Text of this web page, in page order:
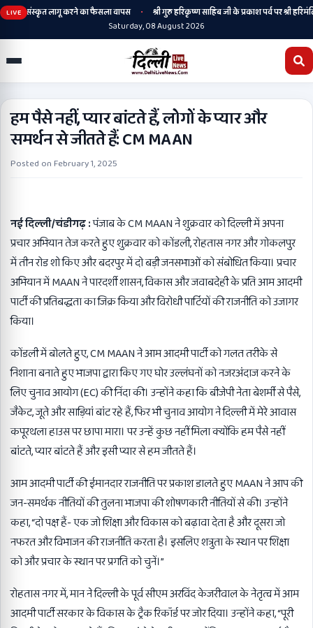
LIVE संस्कृत लागू करने का फैसला वापस •
श्री गुरु हरिकृष्ण साहिब जी के प्रकाश पर्व पर श्री
Saturday, 08 August 2026
हम पैसे नहीं, प्यार बांटते हैं, लोगों के प्यार और
समर्थन से जीतते हैं: CM MAAN
Posted onFebruary 1, 2025
नई दिल्ली/चंडीगढ़ :पंजाब के CM MAAN ने शुक्रवार को दिल्ली में अपना
प्रचार अभियान तेज करते हुए शुक्रवार को कोंडली, रोहतास नगर और गोकलपुर
में तीन रोड शो किए और बदरपुर में दो बड़ी जनसभाओं को संबोधित किया। प्रचार
अभियान में MAAN ने पारदर्शी शासन, विकास और जवाबदेही के प्रति आम आदमी
पार्टी की प्रतिबद्धता का जिक्र किया और विरोधी पार्टियों की राजनीति को उजागर
किया।
कोंडली में बोलते हुए, CM MAAN ने आम आदमी पार्टी को गलत तरीके से
निशाना बनाते हुए भाजपा द्वारा किए गए घोर उल्लंघनों को नजरअंदाज करने के
लिए चुनाव आयोग (EC) की निंदा की। उन्होंने कहा कि बीजेपी नेता बेशर्मी से पैसे,
जैकेट, जूते और साड़ियां बांट रहे हैं, फिर भी चुनाव आयोग ने दिल्ली में मेरे आवास
कपूरथला हाउस पर छापा मारा। पर उन्हें कुछ नहीं मिला क्योंकि हम पैसे नहीं
बांटते, प्यार बांटते हैं और इसी प्यार से हम जीतते हैं।
आम आदमी पार्टी की ईमानदार राजनीति पर प्रकाश डालते हुए MAAN ने आप की
जन-समर्थक नीतियों की तुलना भाजपा की शोषणकारी नीतियों से की। उन्होंने
कहा, “दो पक्ष हैं- एक जो शिक्षा और विकास को बढ़ावा देता है और दूसरा जो
नफरत और विभाजन की राजनीति करता है। इसलिए शत्रुता के स्थान पर शिक्षा
को और प्रचार के स्थान पर प्रगति को चुनें।”
रोहतास नगर में, मान ने दिल्ली के पूर्व सीएम अरविंद केजरीवाल के नेतृत्व में आम
आदमी पार्टी सरकार के विकास के ट्रैक रिकॉर्ड पर जोर दिया। उन्होंने कहा, “पूरी